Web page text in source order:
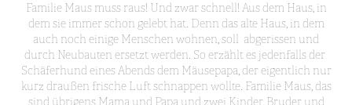
Familie Maus muss raus! Und zwar schnell! Aus dem Haus, in
dem sie immer schon gelebt hat. Denn das alte Haus, in dem
auch noch einige Menschen wohnen, soll abgerissen und
durch Neubauten ersetzt werden. So erzählt es jedenfalls der
Schäferhund eines Abends dem Mäusepapa, der eigentlich nur
kurz draußen frische Luft schnappen wollte. Familie Maus, das
sind übrigens Mama und Papa und zwei Kinder, Bruder und